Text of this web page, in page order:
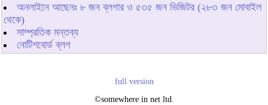
অনলাইনে আছেনঃ ৮জন ব্লগার ও ৫৩৫ জন ভিজিটর (২৮৩ জন মোবাইল
থেকে)
সাম্প্রতিক মন্তব্য
নোটিশবোর্ড ব্লগ
full version
©somewhere in net ltd.